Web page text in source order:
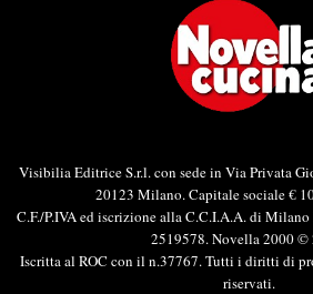
Visibilia Editrice S.r.l. con sede in Via Privata
20123 Milano. Capitale sociale €
C.F./P.IVA ed iscrizione alla C.C.I.A.A. di
2519578. Novella 2000 ©
Iscritta al ROC con il n.37767. Tutti i diritti di
riservati.